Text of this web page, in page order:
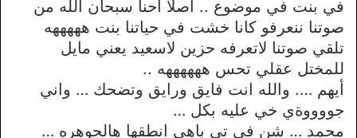
في بنت في موضوع .. اصلا احنا سبحان الله من
صوتنا ننعرفو كانا خشت في حياتنا بنت هههههه
تلقي صوتنا لاتعرفه حزين لاسعيد يعني مايل
للمختل عقلي تحس ههههههه ..
أيهم …. والله انت فايق ورايق وتضحك … واني
جووووةي خي عليه بكل …
محمد … شن في تي باهي انطقها هالجوهره …